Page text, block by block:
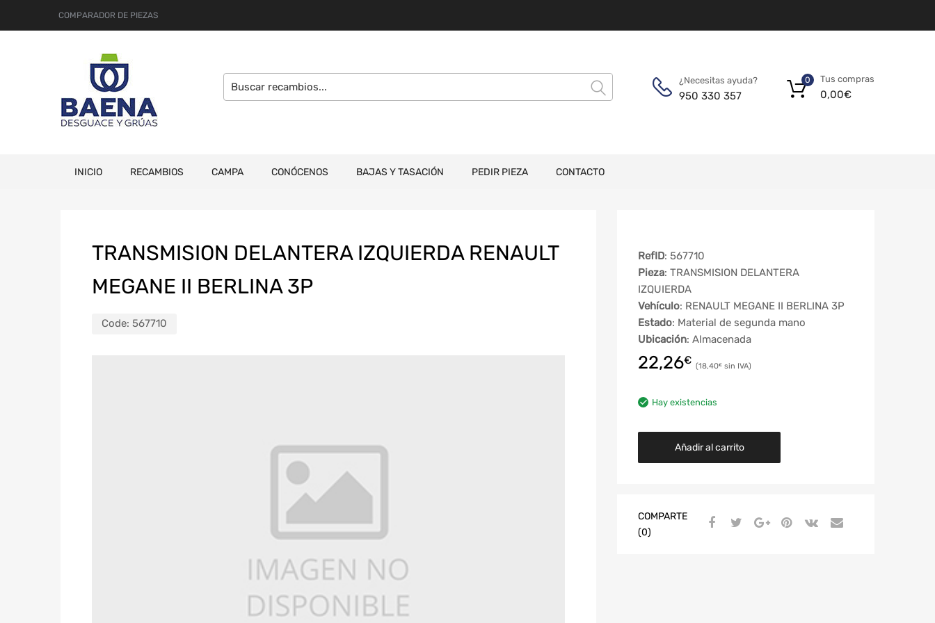
COMPARADOR DE PIEZAS
¿Necesitas ayuda?
950 330 357
Tus compras
0,00€
0
INICIO RECAMBIOS CAMPA CONÓCENOS BAJAS Y TASACIÓN PEDIR PIEZA CONTACTO
TRANSMISION DELANTERA IZQUIERDA RENAULT
MEGANE II BERLINA 3P
Code: 567710
RefID: 567710
Pieza: TRANSMISION DELANTERA
IZQUIERDA
Vehículo: RENAULT MEGANE II BERLINA 3P
Estado: Material de segunda mano
Ubicación: Almacenada
22,26€ 18,40€
Hay existencias
Añadir al carrito
COMPARTE
(0)